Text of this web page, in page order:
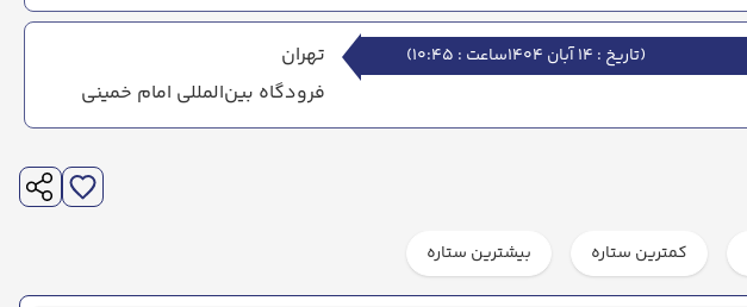
(تاریخ : 14 آبان 1404 ساعت : 10:45 )
تهران
فرودگاه بین‌المللی امام خمینی
کمترین ستاره بیشترین ستاره